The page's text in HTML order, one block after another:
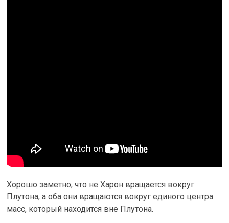
Хорошо заметно, что не Харон вращается вокруг
Плутона, а оба они вращаются вокруг единого центра
масс, который находится вне Плутона.